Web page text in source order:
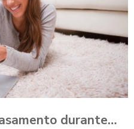
Como planejar o casamento durante a Pandemia?